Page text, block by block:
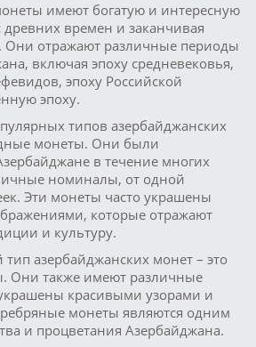
имеют богатую и интересную
времен и заканчивая
Они отражают различные периоды
включая эпоху средневековья,
эпоху Российской
эпоху.
типов азербайджанских
монеты. Они были
в течение многих
номиналы, от одной
Эти монеты часто украшены
которые отражают
и культуру.
азербайджанских монет – это
Они также имеют различные
красивыми узорами и
монеты являются одним
и процветания Азербайджана.